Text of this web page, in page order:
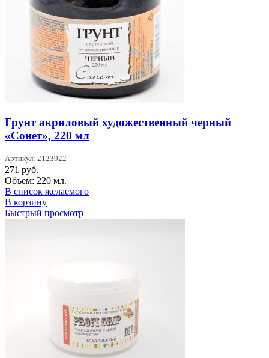
Грунт акриловый художественный черный
«Сонет», 220 мл
Артикул: 2123922
271 руб.
Объем: 220 мл.
В список желаемого
В корзину
Быстрый просмотр